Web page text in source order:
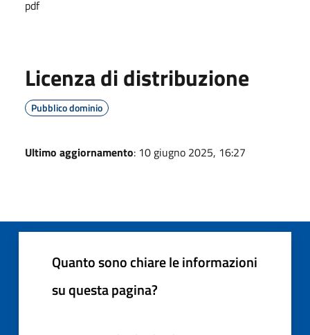
pdf
Licenza di distribuzione
Pubblico dominio
Ultimo aggiornamento: 10 giugno 2025, 16:27
Quanto sono chiare le informazioni
su questa pagina?